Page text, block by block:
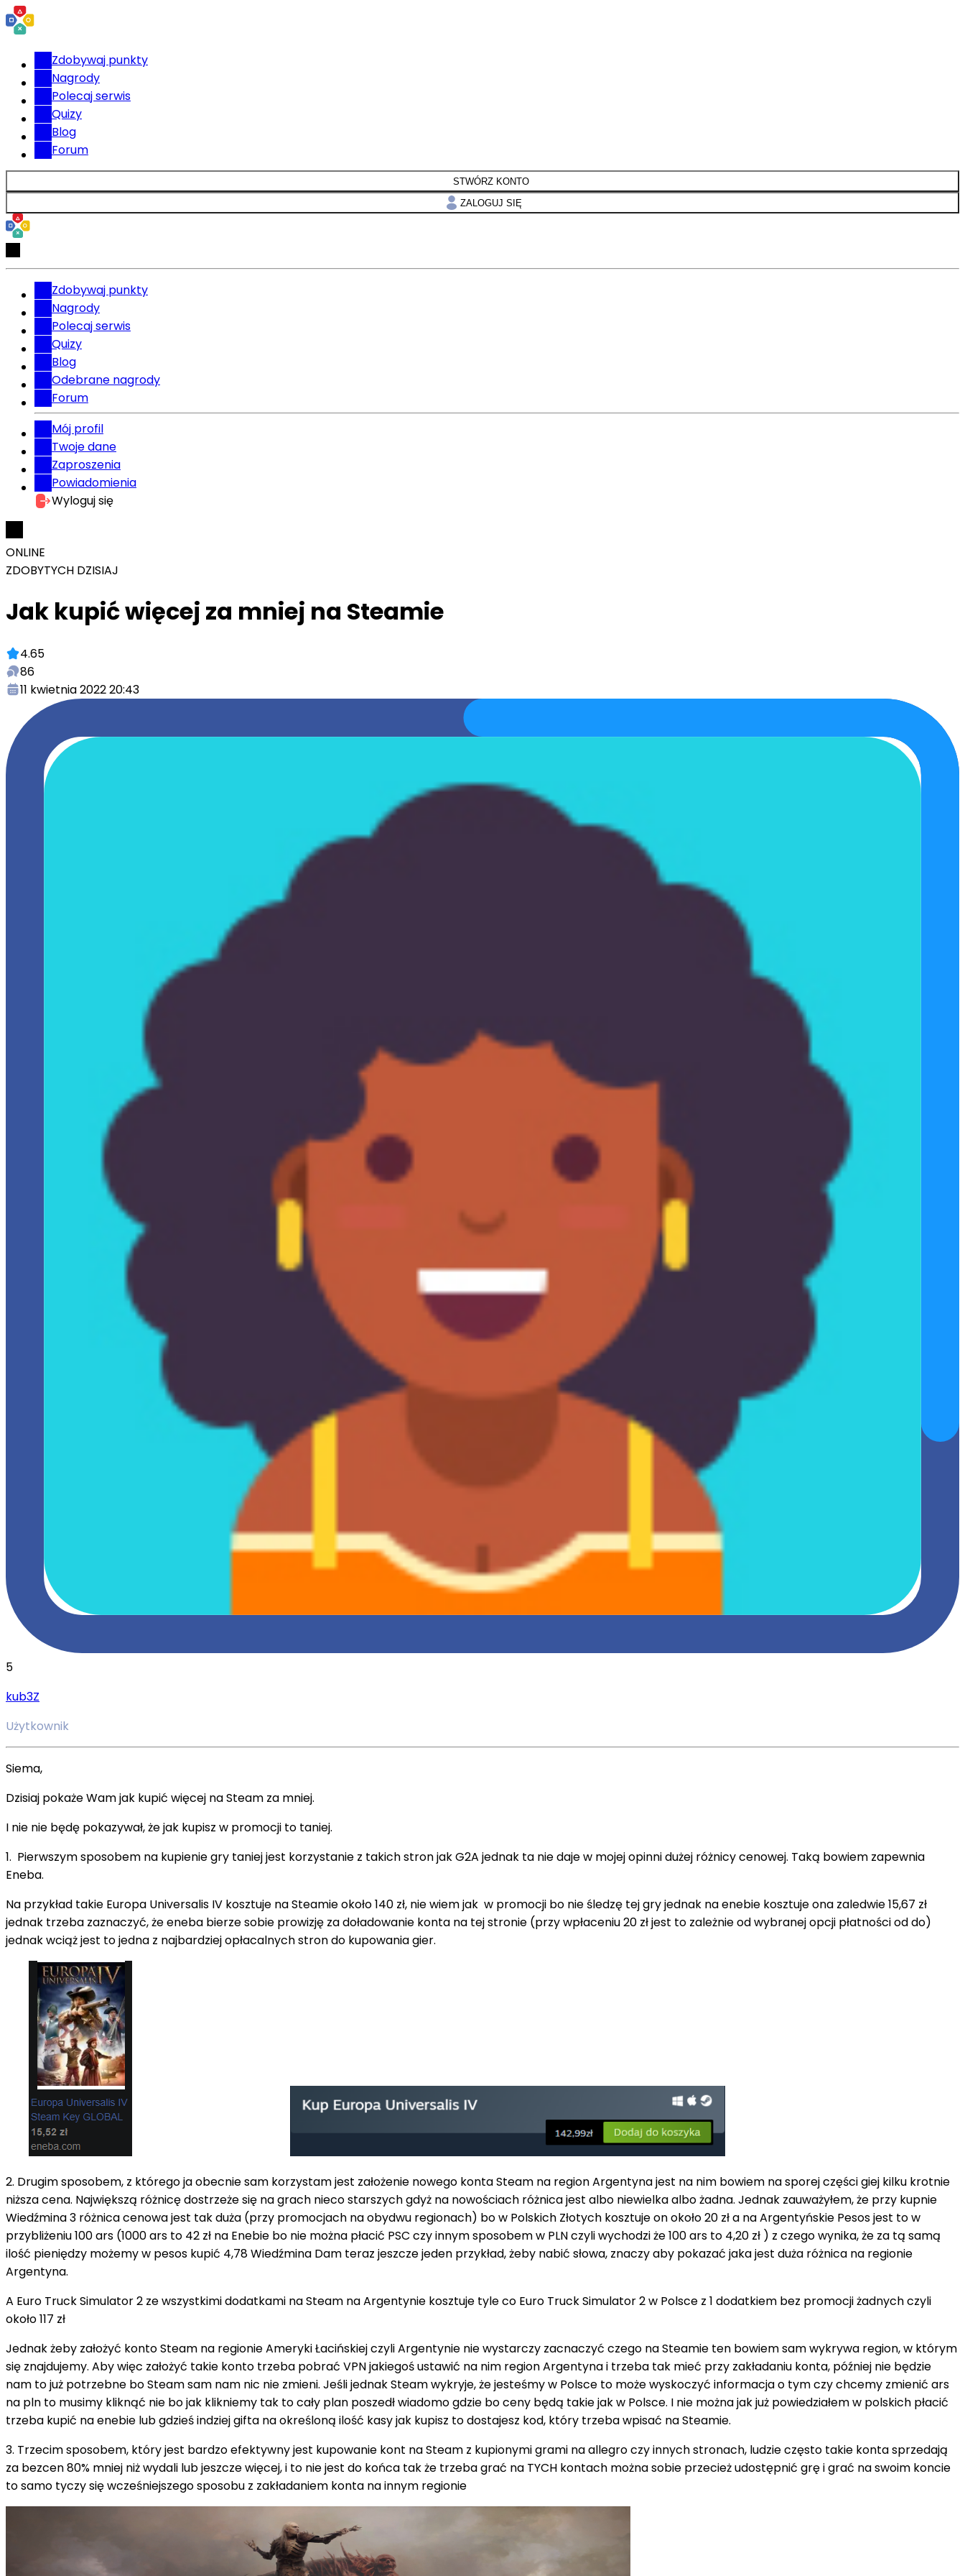
Zdobywaj punkty
Nagrody
Polecaj serwis
Quizy
Blog
Forum
STWÓRZ KONTO
ZALOGUJ SIĘ
Zdobywaj punkty
Nagrody
Polecaj serwis
Quizy
Blog
Odebrane nagrody
Forum
Mój profil
Twoje dane
Zaproszenia
Powiadomienia
Wyloguj się
ONLINE
ZDOBYTYCH DZISIAJ
Jak kupić więcej za mniej na Steamie
4.65
86
11 kwietnia 2022 20:43
5
kub3Z
Użytkownik
Siema,
Dzisiaj pokaże Wam jak kupić więcej na Steam za mniej.
I nie nie będę pokazywał, że jak kupisz w promocji to taniej.
1. Pierwszym sposobem na kupienie gry taniej jest korzystanie z takich stron jak G2A jednak ta nie daje w mojej opinni dużej różnicy cenowej. Taką bowiem zapewnia
Eneba.
Na przykład takie Europa Universalis IV kosztuje na Steamie około 140 zł, nie wiem jak w promocji bo nie śledzę tej gry jednak na enebie kosztuje ona zaledwie 15,67 zł
jednak trzeba zaznaczyć, że eneba bierze sobie prowizję za doładowanie konta na tej stronie (przy wpłaceniu 20 zł jest to zależnie od wybranej opcji płatności od do)
jednak wciąż jest to jedna z najbardziej opłacalnych stron do kupowania gier.
2. Drugim sposobem, z którego ja obecnie sam korzystam jest założenie nowego konta Steam na region Argentyna jest na nim bowiem na sporej części giej kilku krotnie
niższa cena. Największą różnicę dostrzeże się na grach nieco starszych gdyż na nowościach różnica jest albo niewielka albo żadna. Jednak zauważyłem, że przy kupnie
Wiedźmina 3 różnica cenowa jest tak duża (przy promocjach na obydwu regionach) bo w Polskich Złotych kosztuje on około 20 zł a na Argentyńskie Pesos jest to w
przybliżeniu 100 ars (1000 ars to 42 zł na Enebie bo nie można płacić PSC czy innym sposobem w PLN czyli wychodzi że 100 ars to 4,20 zł ) z czego wynika, że za tą samą
ilość pieniędzy możemy w pesos kupić 4,78 Wiedźmina Dam teraz jeszcze jeden przykład, żeby nabić słowa, znaczy aby pokazać jaka jest duża różnica na regionie
Argentyna.
A Euro Truck Simulator 2 ze wszystkimi dodatkami na Steam na Argentynie kosztuje tyle co Euro Truck Simulator 2 w Polsce z 1 dodatkiem bez promocji żadnych czyli
około 117 zł
Jednak żeby założyć konto Steam na regionie Ameryki Łacińskiej czyli Argentynie nie wystarczy zacnaczyć czego na Steamie ten bowiem sam wykrywa region, w którym
się znajdujemy. Aby więc założyć takie konto trzeba pobrać VPN jakiegoś ustawić na nim region Argentyna i trzeba tak mieć przy zakładaniu konta, później nie będzie
nam to już potrzebne bo Steam sam nam nic nie zmieni. Jeśli jednak Steam wykryje, że jesteśmy w Polsce to może wyskoczyć informacja o tym czy chcemy zmienić ars
na pln to musimy kliknąć nie bo jak klikniemy tak to cały plan poszedł wiadomo gdzie bo ceny będą takie jak w Polsce. I nie można jak już powiedziałem w polskich płacić
trzeba kupić na enebie lub gdzieś indziej gifta na określoną ilość kasy jak kupisz to dostajesz kod, który trzeba wpisać na Steamie.
3. Trzecim sposobem, który jest bardzo efektywny jest kupowanie kont na Steam z kupionymi grami na allegro czy innych stronach, ludzie często takie konta sprzedają
za bezcen 80% mniej niż wydali lub jeszcze więcej, i to nie jest do końca tak że trzeba grać na TYCH kontach można sobie przecież udostępnić grę i grać na swoim koncie
to samo tyczy się wcześniejszego sposobu z zakładaniem konta na innym regionie